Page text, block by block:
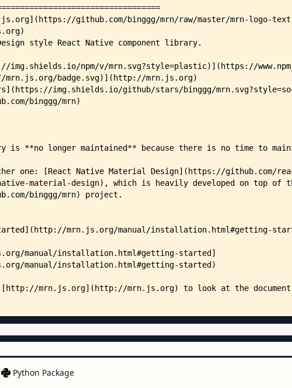
    │   ├── Subheader.js
    └── .github/
Python Package